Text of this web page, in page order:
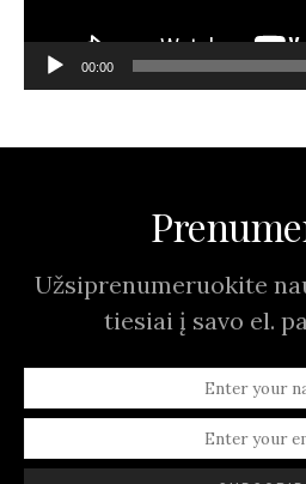
00:00
Užsiprenumeruokite
tiesiai į savo el.